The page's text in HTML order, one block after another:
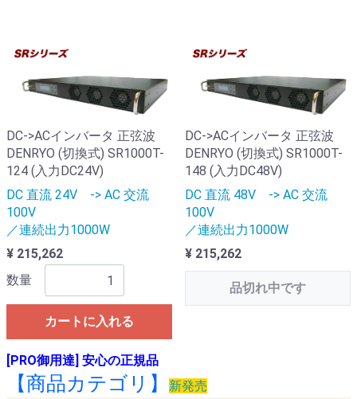
DC->ACインバータ 正弦波
DENRYO (切換式) SR1000T-
124 (入力DC24V)
DC 直流 24V -> AC 交流
100V
／連続出力1000W
¥ 215,262
数量
カートに入れる
DC->ACインバータ 正弦波
DENRYO (切換式) SR1000T-
148 (入力DC48V)
DC 直流 48V -> AC 交流
100V
／連続出力1000W
¥ 215,262
品切れ中です
[PRO御用達] 安心の正規品
【商品カテゴリ】 新発売